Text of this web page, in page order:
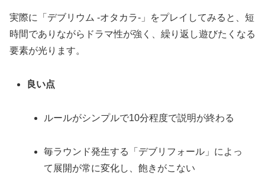
実際に「デブリウム ‐オタカラ‐」をプレイしてみると、短
時間でありながらドラマ性が強く、繰り返し遊びたくなる
要素が光ります。
良い点
ルールがシンプルで10分程度で説明が終わる
毎ラウンド発生する「デブリフォール」によっ
て展開が常に変化し、飽きがこない